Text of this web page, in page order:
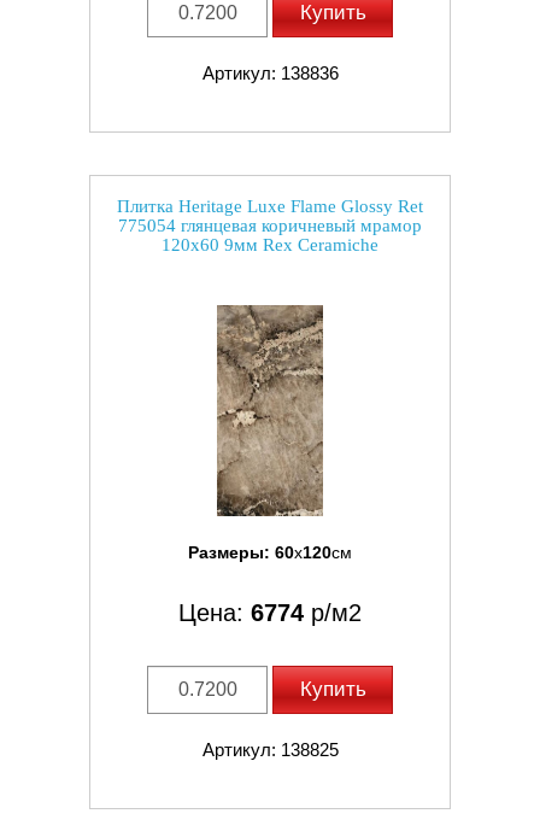
Купить
Артикул: 138836
Плитка Heritage Luxe Flame Glossy Ret
775054 глянцевая коричневый мрамор
120x60 9мм Rex Ceramiche
Размеры: 60x120см
Цена: 6774 р/м2
Купить
Артикул: 138825